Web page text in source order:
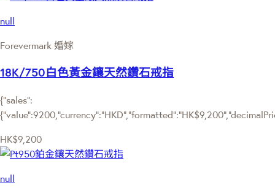
null
Forevermark 婚嫁
18K/750白色黃金鑲天然鑽石戒指
{"sales":
HK$9,200
null